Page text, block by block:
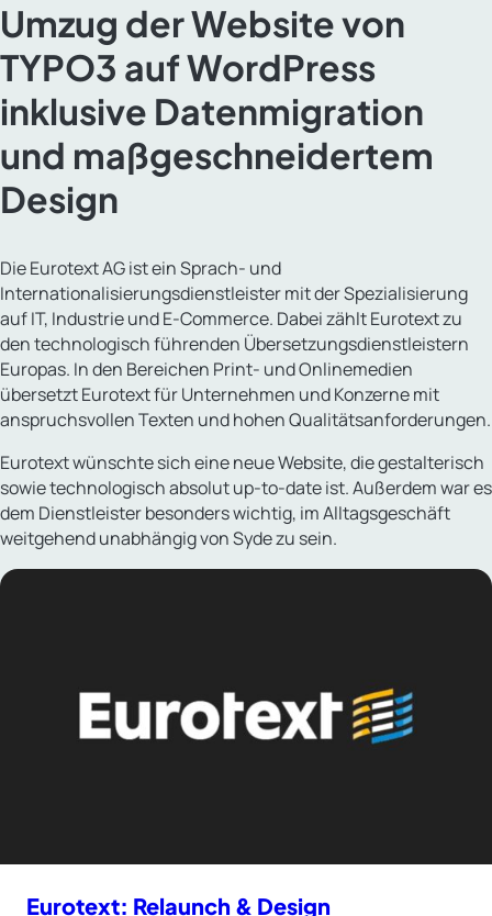
Umzug der Website von
TYPO3 auf WordPress
inklusive Datenmigration
und maßgeschneidertem
Design
Die Eurotext AG ist ein Sprach- und
Internationalisierungsdienstleister mit der Spezialisierung
auf IT, Industrie und E-Commerce. Dabei zählt Eurotext zu
den technologisch führenden Übersetzungsdienstleistern
Europas. In den Bereichen Print- und Onlinemedien
übersetzt Eurotext für Unternehmen und Konzerne mit
anspruchsvollen Texten und hohen Qualitätsanforderungen.
Eurotext wünschte sich eine neue Website, die gestalterisch
sowie technologisch absolut up-to-date ist. Außerdem war es
dem Dienstleister besonders wichtig, im Alltagsgeschäft
weitgehend unabhängig von Syde zu sein.
Eurotext: Relaunch & Design